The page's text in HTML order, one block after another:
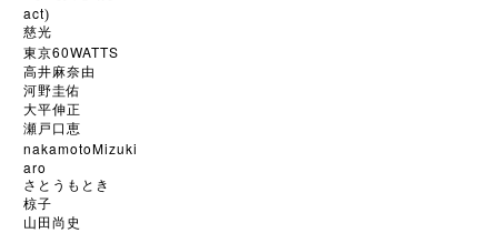
act)
慈光
東京60WATTS
高井麻奈由
河野圭佑
大平伸正
瀬戸口恵
nakamotoMizuki
aro
さとうもとき
椋子
山田尚史